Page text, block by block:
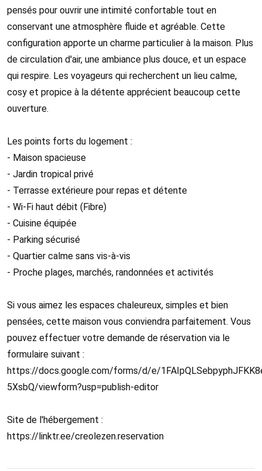
pensés pour ouvrir une intimité confortable tout en
conservant une atmosphère fluide et agréable. Cette
configuration apporte un charme particulier à la maison. Plus
de circulation d'air, une ambiance plus douce, et un espace
qui respire. Les voyageurs qui recherchent un lieu calme,
cosy et propice à la détente apprécient beaucoup cette
ouverture.
Les points forts du logement :
- Maison spacieuse
- Jardin tropical privé
- Terrasse extérieure pour repas et détente
- Wi-Fi haut débit (Fibre)
- Cuisine équipée
- Parking sécurisé
- Quartier calme sans vis-à-vis
- Proche plages, marchés, randonnées et activités
Si vous aimez les espaces chaleureux, simples et bien
pensées, cette maison vous conviendra parfaitement. Vous
pouvez effectuer votre demande de réservation via le
formulaire suivant :
https://docs.google.com/forms/d/e/
5XsbQ/viewform?usp=publish-editor
Site de l'hébergement :
https://linktr.ee/creolezen.reservation